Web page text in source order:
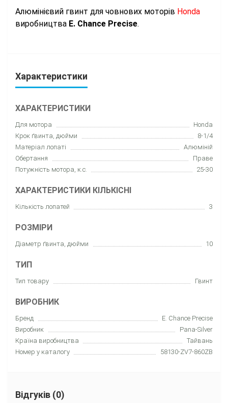
Алюмінієвий гвинт для човнових моторів Honda
виробництва E. Chance Precise.
Характеристики
ХАРАКТЕРИСТИКИ
Для мотора
Honda
Крок ґвинта, дюйми
8-1/4
Матеріал лопаті
Алюміній
Обертання
Праве
Потужність мотора, к.с.
25-30
ХАРАКТЕРИСТИКИ КІЛЬКІСНІ
Кількість лопатей 3
РОЗМІРИ
Діаметр ґвинта, дюйми 10
ТИП
Тип товару Гвинт
ВИРОБНИК
Бренд
E. Chance Precise
Виробник
Pana-Silver
Країна виробництва
Тайвань
Номер у каталогу
58130-ZV7-860ZB
Відгуків (0)